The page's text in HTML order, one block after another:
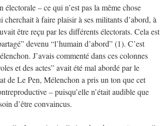
– ce qui n’est pas la même chose
à faire plaisir à ses militants d’abord, à
être reçu par les différents électorats. Cela est
devenu “l’humain d’abord” (1). C’est
J’avais commenté dans ces colonnes
et des actes” avait été mal abordé par le
de Le Pen, Mélenchon a pris un ton que cet
– puisqu’elle n’était audible que
d’être convaincus.